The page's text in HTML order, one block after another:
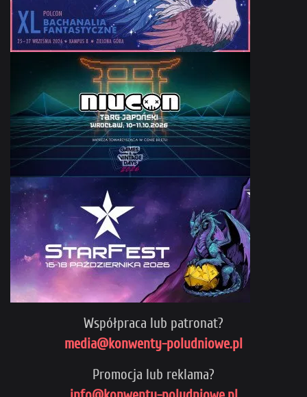
Współpraca lub patronat?
media@konwenty-poludniowe.pl
Promocja lub reklama?